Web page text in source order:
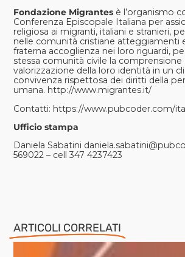
Fondazione Migrantes è l’organismo
Conferenza Episcopale Italiana per
religiosa ai migranti, italiani e stranieri,
nelle comunità cristiane atteggiamenti
fraterna accoglienza nei loro riguardi,
stessa comunità civile la comprensione
valorizzazione della loro identità in un
convivenza rispettosa dei diritti della
umana. http://www.migrantes.it/
Contatti: https://www.pubcoder.com/
Ufficio stampa
Daniela Sabatini
569022 – cell 347 4237423
ARTICOLI CORRELATI